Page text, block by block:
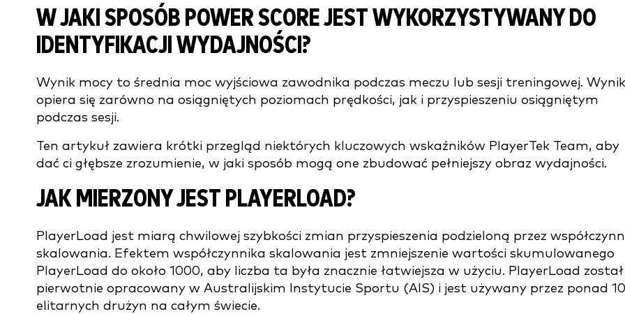
W JAKI SPOSÓB POWER SCORE JEST WYKORZYSTYWANY DO
IDENTYFIKACJI WYDAJNOŚCI?
Wynik mocy to średnia moc wyjściowa zawodnika podczas meczu lub sesji treningowej. Wynik
opiera się zarówno na osiągniętych poziomach prędkości, jak i przyspieszeniu osiągniętym
podczas sesji.
Ten artykuł zawiera krótki przegląd niektórych kluczowych wskaźników PlayerTek Team, aby
dać ci głębsze zrozumienie, w jaki sposób mogą one zbudować pełniejszy obraz wydajności.
JAK MIERZONY JEST PLAYERLOAD?
PlayerLoad jest miarą chwilowej szybkości zmian przyspieszenia podzieloną przez
skalowania. Efektem współczynnika skalowania jest zmniejszenie wartości skumulowanego
PlayerLoad do około 1000, aby liczba ta była znacznie łatwiejsza w użyciu. PlayerLoad został
pierwotnie opracowany w Australijskim Instytucie Sportu (AIS) i jest używany przez ponad
elitarnych drużyn na całym świecie.